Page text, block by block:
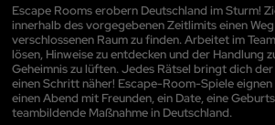
Escape Rooms erobern Deutschland im Sturm!
innerhalb des vorgegebenen Zeitlimits einen
verschlossenen Raum zu finden. Arbeitet im
lösen, Hinweise zu entdecken und der Handlung
Geheimnis zu lüften. Jedes Rätsel bringt dich
einen Schritt näher! Escape-Room-Spiele
einen Abend mit Freunden, ein Date, eine
teambildende Maßnahme in Deutschland.